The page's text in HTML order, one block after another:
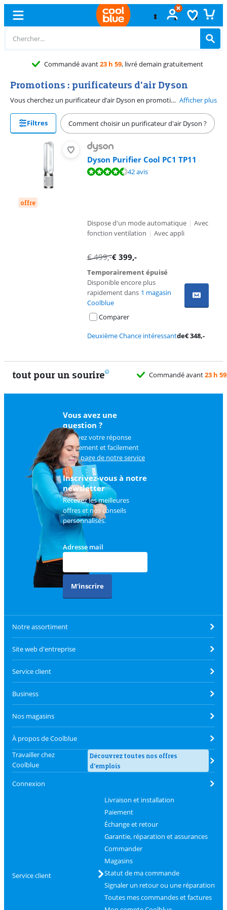
Commandé avant23 h 59, livré demain gratuitement
Promotions : purificateurs d'air Dyson
Vous cherchez un purificateur d’air Dyson en promotion ? Chez Coolblue, vous trouverez des deals compétitifs sur les purificateurs d'air Dyson. Ces purificateurs d'air filtrent 99,95 % des particules de l'air. Ainsi, ils réduisent les symptômes liés aux allergies. Vous voulez aussi profiter d'une brise rafraichissante ? Alors, optez pour un modèle avec une fonction ventilation. Afficher plus
Filtres Comment choisir un purificateur d'air Dyson ?
offre
Dyson Purifier Cool PC1 TP11
La note est de 8,7 sur 10, basée sur 42 avis.42 avis
Dispose d'un mode automatique | Avec
fonction ventilation | Avec appli
€499,-€ 399,-
Temporairement épuisé
Disponible encore plus
rapidement dans 1 magasin
Coolblue
Comparer
Deuxième Chance intéressantde€348,-
tout pour un sourire Commandé avant23 h 59
Vous avez une
question ?
Trouvez votre réponse
rapidement et facilement
surla page de notre service
client.
Inscrivez-vous à notre
newsletter
Recevez les meilleures
offres et nos conseils
personnalisés.
Adresse mail
M'inscrire
Notre assortiment
Site web d'entreprise
Service client
Business
Nos magasins
À propos de Coolblue
Travailler chez
Coolblue
Découvrez toutes nos offres
d'emplois
Connexion
Service client
Livraison et installation
Paiement
Échange et retour
Garantie, réparation et assurances
Commander
Magasins
Statut de ma commande
Signaler un retour ou une réparation
Toutes mes commandes et factures